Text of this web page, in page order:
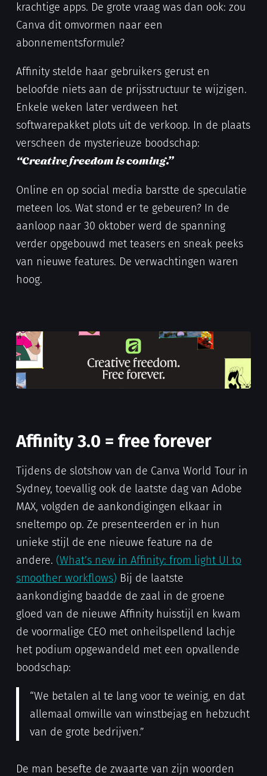
krachtige apps. De grote vraag was dan ook: zou
Canva dit omvormen naar een
abonnementsformule?
Affinity stelde haar gebruikers gerust en
beloofde niets aan de prijsstructuur te wijzigen.
Enkele weken later verdween het
softwarepakket plots uit de verkoop. In de plaats
verscheen de mysterieuze boodschap:
“Creative freedom is coming.”
Online en op social media barstte de speculatie
meteen los. Wat stond er te gebeuren? In de
aanloop naar 30 oktober werd de spanning
verder opgebouwd met teasers en sneak peeks
van nieuwe features. De verwachtingen waren
hoog.
Affinity 3.0 = free forever
Tijdens de slotshow van de Canva World Tour in
Sydney, toevallig ook de laatste dag van Adobe
MAX, volgden de aankondigingen elkaar in
sneltempo op. Ze presenteerden er in hun
unieke stijl de ene nieuwe feature na de
andere. (What’s new in Affinity: from light UI to
smoother workflows) Bij de laatste
aankondiging baadde de zaal in de groene
gloed van de nieuwe Affinity huisstijl en kwam
de voormalige CEO met onheilspellend lachje
het podium opgewandeld met een opvallende
boodschap:
“We betalen al te lang voor te weinig, en dat
allemaal omwille van winstbejag en hebzucht
van de grote bedrijven.”
De man besefte de zwaarte van zijn woorden